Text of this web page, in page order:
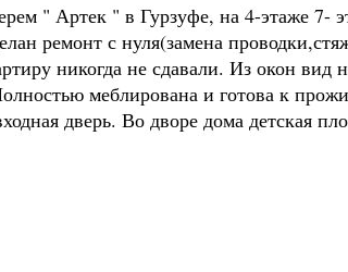
" Артек " в Гурзуфе, на 4-этаже 7-
ремонт с нуля(замена
никогда не сдавали. Из окон вид
меблирована и готова к
дверь. Во дворе дома детская